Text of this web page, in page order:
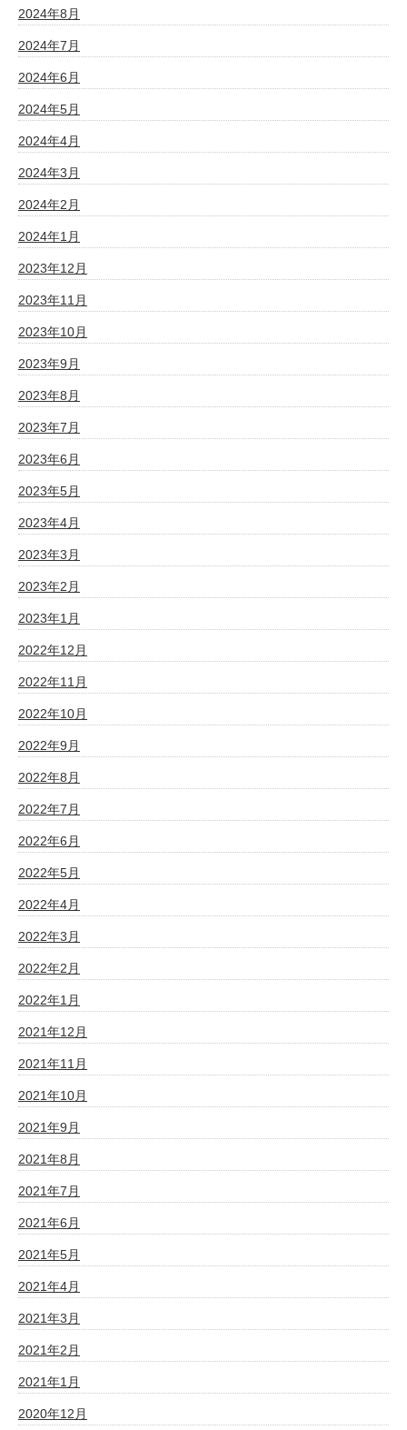
2024年8月
2024年7月
2024年6月
2024年5月
2024年4月
2024年3月
2024年2月
2024年1月
2023年12月
2023年11月
2023年10月
2023年9月
2023年8月
2023年7月
2023年6月
2023年5月
2023年4月
2023年3月
2023年2月
2023年1月
2022年12月
2022年11月
2022年10月
2022年9月
2022年8月
2022年7月
2022年6月
2022年5月
2022年4月
2022年3月
2022年2月
2022年1月
2021年12月
2021年11月
2021年10月
2021年9月
2021年8月
2021年7月
2021年6月
2021年5月
2021年4月
2021年3月
2021年2月
2021年1月
2020年12月